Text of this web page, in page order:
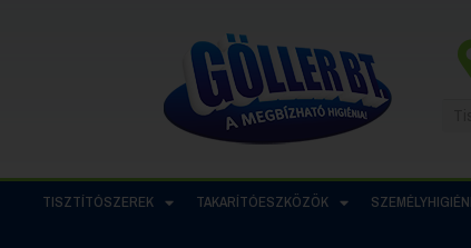
TISZTÍTÓSZEREK TAKARÍTÓESZKÖZÖK